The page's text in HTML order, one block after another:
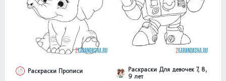
Раскраски Прописи
Раскраски Для девочек 7, 8,
9 лет